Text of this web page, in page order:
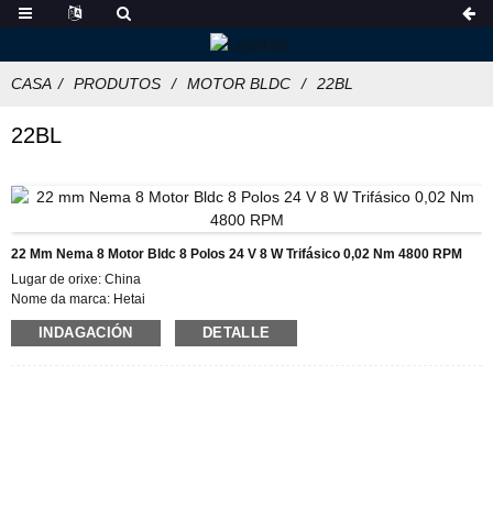
CASA PRODUTOS MOTOR BLDC 22BL
22BL
22 Mm Nema 8 Motor Bldc 8 Polos 24 V 8 W Trifásico 0,02 Nm 4800 RPM
Lugar de orixe: China
Nome da marca: Hetai
Certificación: CE ROHS ISO
Número de modelo: 22BL
INDAGACIÓN DETALLE